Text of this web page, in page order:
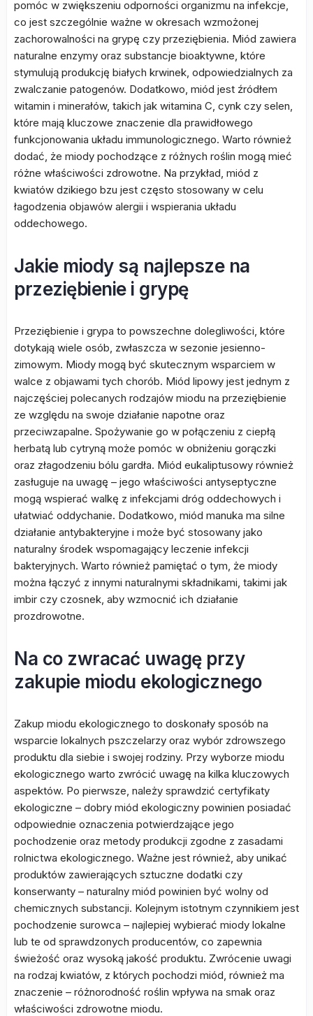
pomóc w zwiększeniu odporności organizmu na infekcje,
co jest szczególnie ważne w okresach wzmożonej
zachorowalności na grypę czy przeziębienia. Miód zawiera
naturalne enzymy oraz substancje bioaktywne, które
stymulują produkcję białych krwinek, odpowiedzialnych za
zwalczanie patogenów. Dodatkowo, miód jest źródłem
witamin i minerałów, takich jak witamina C, cynk czy selen,
które mają kluczowe znaczenie dla prawidłowego
funkcjonowania układu immunologicznego. Warto również
dodać, że miody pochodzące z różnych roślin mogą mieć
różne właściwości zdrowotne. Na przykład, miód z
kwiatów dzikiego bzu jest często stosowany w celu
łagodzenia objawów alergii i wspierania układu
oddechowego.
Jakie miody są najlepsze na
przeziębienie i grypę
Przeziębienie i grypa to powszechne dolegliwości, które
dotykają wiele osób, zwłaszcza w sezonie jesienno-
zimowym. Miody mogą być skutecznym wsparciem w
walce z objawami tych chorób. Miód lipowy jest jednym z
najczęściej polecanych rodzajów miodu na przeziębienie
ze względu na swoje działanie napotne oraz
przeciwzapalne. Spożywanie go w połączeniu z ciepłą
herbatą lub cytryną może pomóc w obniżeniu gorączki
oraz złagodzeniu bólu gardła. Miód eukaliptusowy również
zasługuje na uwagę – jego właściwości antyseptyczne
mogą wspierać walkę z infekcjami dróg oddechowych i
ułatwiać oddychanie. Dodatkowo, miód manuka ma silne
działanie antybakteryjne i może być stosowany jako
naturalny środek wspomagający leczenie infekcji
bakteryjnych. Warto również pamiętać o tym, że miody
można łączyć z innymi naturalnymi składnikami, takimi jak
imbir czy czosnek, aby wzmocnić ich działanie
prozdrowotne.
Na co zwracać uwagę przy
zakupie miodu ekologicznego
Zakup miodu ekologicznego to doskonały sposób na
wsparcie lokalnych pszczelarzy oraz wybór zdrowszego
produktu dla siebie i swojej rodziny. Przy wyborze miodu
ekologicznego warto zwrócić uwagę na kilka kluczowych
aspektów. Po pierwsze, należy sprawdzić certyfikaty
ekologiczne – dobry miód ekologiczny powinien posiadać
odpowiednie oznaczenia potwierdzające jego
pochodzenie oraz metody produkcji zgodne z zasadami
rolnictwa ekologicznego. Ważne jest również, aby unikać
produktów zawierających sztuczne dodatki czy
konserwanty – naturalny miód powinien być wolny od
chemicznych substancji. Kolejnym istotnym czynnikiem jest
pochodzenie surowca – najlepiej wybierać miody lokalne
lub te od sprawdzonych producentów, co zapewnia
świeżość oraz wysoką jakość produktu. Zwrócenie uwagi
na rodzaj kwiatów, z których pochodzi miód, również ma
znaczenie – różnorodność roślin wpływa na smak oraz
właściwości zdrowotne miodu.